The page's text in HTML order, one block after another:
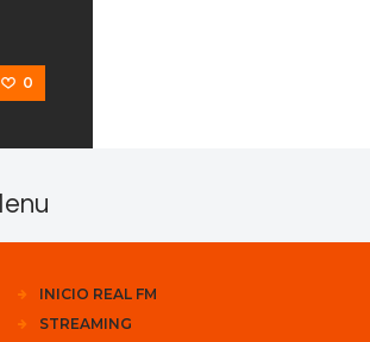
0
INICIO REAL FM
STREAMING